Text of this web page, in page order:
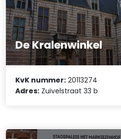
De Kralenwinkel
KvK nummer: 20113274
Adres: Zuivelstraat 33 b